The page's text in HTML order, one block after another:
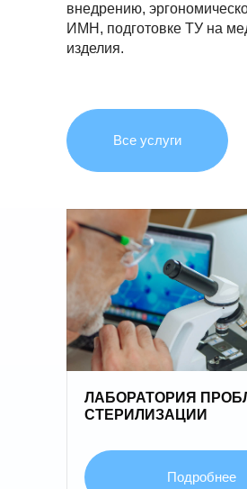
внедрению,
ИМН, подготовке ТУ на
изделия.
Все услуги
01
ЛАБОРАТОРИЯ
СТЕРИЛИЗАЦИИ
Подробнее